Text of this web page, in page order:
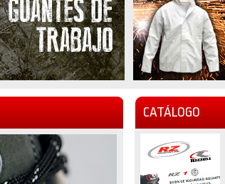
CATÁLOGO